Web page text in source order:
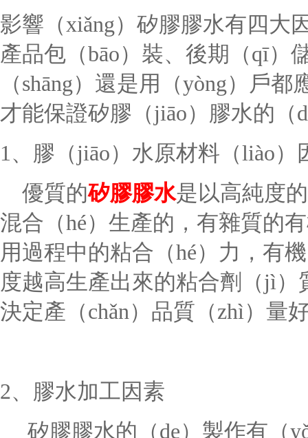
影響（xiǎng）矽膠膠水有四大
產品包（bāo）裝、後期（qī）
（shāng）還是用（yòng）戶
才能保證矽膠（jiāo）膠水的（
1、膠（jiāo）水原材料（liào）
優質的矽膠膠水是以高純度
混合（hé）生產的，有雜質的
用過程中的粘合（hé）力，有
度越高生產出來的粘合劑（jì
決定產（chǎn）品質（zhì）量
2、膠水加工因素
矽膠膠水的（de）製作有（